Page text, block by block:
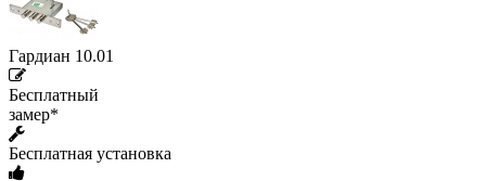
Гардиан 10.01
Бесплатный
замер*
Бесплатная установка